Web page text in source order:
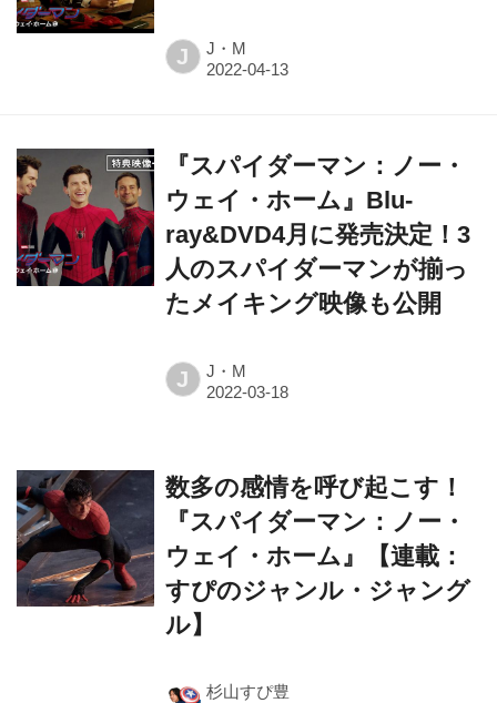
J J・M
『スパイダーマン：ノー・
ウェイ・ホーム』Blu-
ray&DVD4月に発売決定！3
人のスパイダーマンが揃っ
たメイキング映像も公開
J J・M
数多の感情を呼び起こす！
『スパイダーマン：ノー・
ウェイ・ホーム』【連載：
すぴのジャンル・ジャング
ル】
杉山すぴ豊